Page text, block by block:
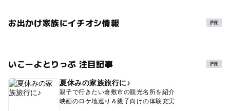
お出かけ家族にイチオシ情報
いこーよとりっぷ 注目記事
夏休みの家族旅行に♪
親子で行きたい倉敷市の観光名所を紹介
映画のロケ地巡り＆親子向けの体験充実